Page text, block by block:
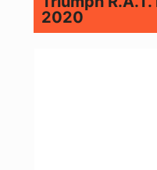
2020